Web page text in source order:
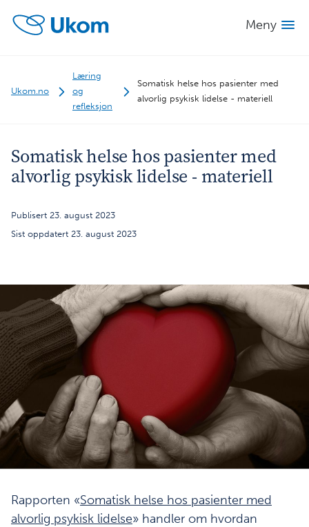
Meny
Ukom.no
Læring
og
refleksjon
Somatisk helse hos pasienter med
alvorlig psykisk lidelse - materiell
Somatisk helse hos pasienter med
alvorlig psykisk lidelse - materiell
Publisert 23. august 2023
Sist oppdatert 23. august 2023
Rapporten «Somatisk helse hos pasienter med
alvorlig psykisk lidelse» handler om hvordan